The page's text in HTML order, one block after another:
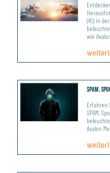
(KI) in
wie
SPAM,
Erfahren
SPAM,
Avalon